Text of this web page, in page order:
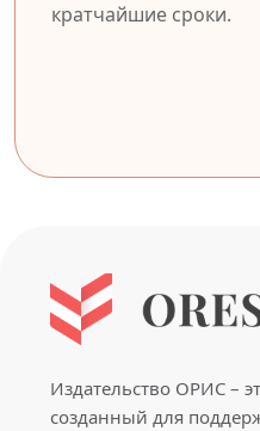
кратчайшие сроки.
Издательство ОРИС –
созданный для